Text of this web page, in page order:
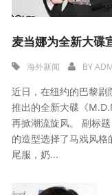
麦当娜为全新大碟
海外新闻 BY
近日，在纽约的巴黎
推出的全新大碟《
再掀潮流旋风。 副标
的造型选择了马戏风
尾服，奶...